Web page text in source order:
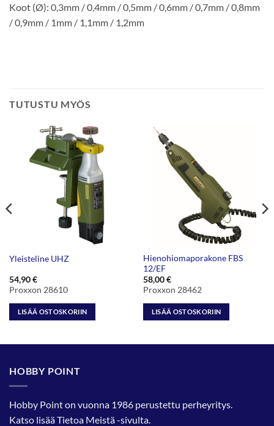
Koot (Ø): 0,3mm / 0,4mm / 0,5mm / 0,6mm / 0,7mm / 0,8mm
/ 0,9mm / 1mm / 1,1mm / 1,2mm
TUTUSTU MYÖS
Yleisteline UHZ
54,90€
Proxxon 28610
LISÄÄ OSTOSKORIIN
Hienohiomaporakone FBS
12/EF
58,00€
Proxxon 28462
LISÄÄ OSTOSKORIIN
HOBBY POINT
Hobby Point on vuonna 1986 perustettu perheyritys.
Katso lisääTietoa Meistä-sivulta.